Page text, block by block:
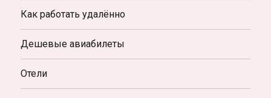
Как работать удалённо
Дешевые авиабилеты
Отели